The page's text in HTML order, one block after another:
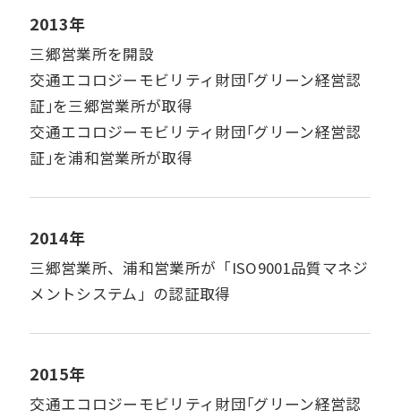
2013年
三郷営業所を開設
交通エコロジーモビリティ財団｢グリーン経営認
証｣を三郷営業所が取得
交通エコロジーモビリティ財団｢グリーン経営認
証｣を浦和営業所が取得
2014年
三郷営業所、浦和営業所が「ISO9001品質マネジ
メントシステム」の認証取得
2015年
交通エコロジーモビリティ財団｢グリーン経営認